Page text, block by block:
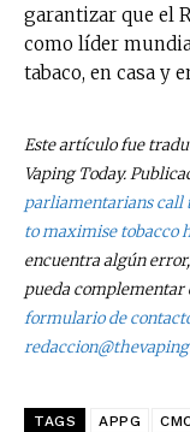
No
recibe
receive
garantizar que el
como líder
tabaco, en casa y
Este artículo fue
Vaping Today.
parliamentarians call
to maximise tobacco
encuentra algún
pueda
formulario de
TAGS APPG